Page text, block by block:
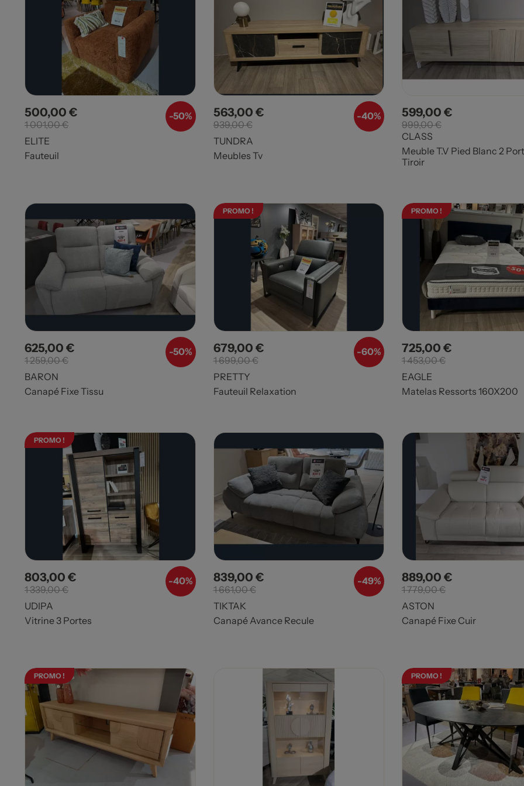
-50%
Prix
500,00 €Prix de base
1 001,00 €
ELITE
Fauteuil
-40%
Prix
563,00 €Prix de base
939,00 €
TUNDRA
Meubles Tv
Prix
599,00 €Prix de base
999,00 €
CLASS
Meuble T.V Pied Blanc 2
Tiroir
-50%
Prix
625,00 €Prix de base
1 259,00 €
BARON
Canapé Fixe Tissu
PROMO !
-60%
Prix
679,00 €Prix de base
1 699,00 €
PRETTY
Fauteuil Relaxation
PROMO !
Prix
725,00 €Prix de base
1 453,00 €
EAGLE
Matelas Ressorts 160X200
PROMO !
-40%
Prix
803,00 €Prix de base
1 339,00 €
UDIPA
Vitrine 3 Portes
-49%
Prix
839,00 €Prix de base
1 661,00 €
TIKTAK
Canapé Avance Recule
Prix
889,00 €Prix de base
1 779,00 €
ASTON
Canapé Fixe Cuir
PROMO ! PROMO !